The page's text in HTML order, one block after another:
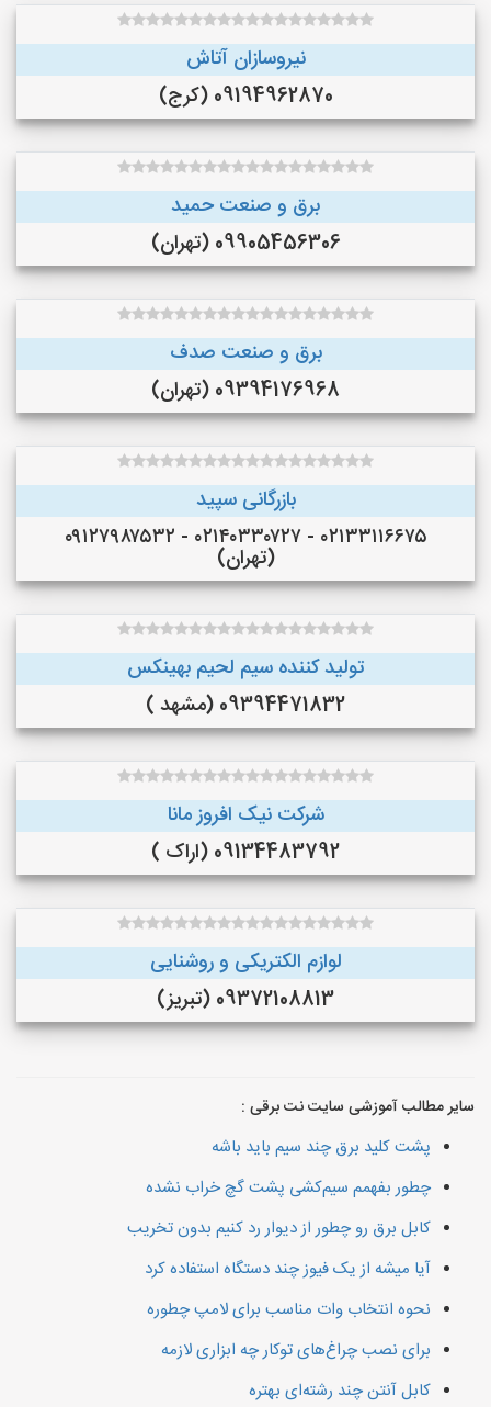
نیروسازان آتاش
09194962870 (کرج)
برق و صنعت حمید
09905456306 (تهران)
برق و صنعت صدف
09394176968 (تهران)
بازرگانی سپید
۰۲۱۳۳۱۱۶۶۷۵ - ۰۲۱۴۰۳۳۰۷۲۷ - ۰۹۱۲۷۹۸۷۵۳۲
(تهران)
تولید کننده سیم لحیم بهینکس
09394471832 (مشهد )
شرکت نیک افروز مانا
09134483792 (اراک )
لوازم الکتریکی و روشنایی
09372108813 (تبریز)
سایر مطالب آموزشی سایت نت برقی :
پشت کلید برق چند سیم باید باشه
چطور بفهمم سیم‌کشی پشت گچ خراب نشده
کابل برق رو چطور از دیوار رد کنیم بدون تخریب
آیا میشه از یک فیوز چند دستگاه استفاده کرد
نحوه انتخاب وات مناسب برای لامپ چطوره
برای نصب چراغ‌های توکار چه ابزاری لازمه
کابل آنتن چند رشته‌ای بهتره